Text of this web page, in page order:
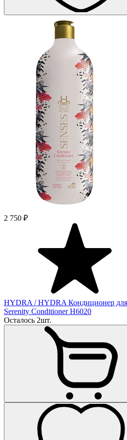
2 750 ₽
HYDRA / HYDRA Кондиционер для
Serenity Conditioner H6020
Осталось 2шт.